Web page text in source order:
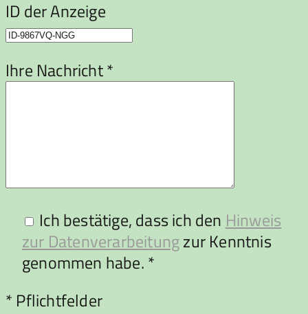
ID der Anzeige
Ihre Nachricht *
Ich bestätige, dass ich den Hinweis
zur Datenverarbeitungzur Kenntnis
genommen habe. *
Bitte lasse dieses Feld leer.
* Pflichtfelder